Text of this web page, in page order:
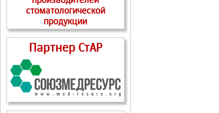
стоматологической
продукции
Партнер СтАР